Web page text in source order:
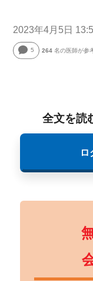
2023年4月5日
5 264 名の医師が参
全文を読
ロ